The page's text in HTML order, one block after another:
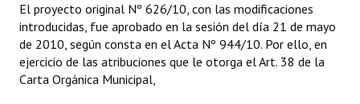
El proyecto original Nº 626/10, con las modificaciones
introducidas, fue aprobado en la sesión del día 21 de mayo
de 2010, según consta en el Acta Nº 944/10. Por ello, en
ejercicio de las atribuciones que le otorga el Art. 38 de la
Carta Orgánica Municipal,